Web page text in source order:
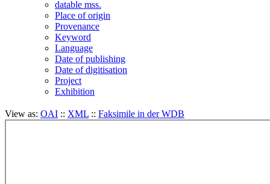
datable mss.
Place of origin
Provenance
Keyword
Language
Date of publishing
Date of digitisation
Project
Exhibition
View as: OAI :: XML :: Faksimile in der WDB